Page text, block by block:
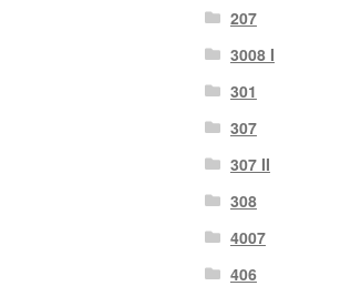
207
3008 I
301
307
307 II
308
4007
406